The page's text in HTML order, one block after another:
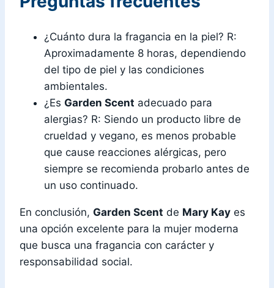
¿Cuánto dura la fragancia en la piel? R:
Aproximadamente 8 horas, dependiendo
del tipo de piel y las condiciones
ambientales.
¿Es Garden Scent adecuado para
alergias? R: Siendo un producto libre de
crueldad y vegano, es menos probable
que cause reacciones alérgicas, pero
siempre se recomienda probarlo antes de
un uso continuado.
En conclusión, Garden Scent de Mary Kay es
una opción excelente para la mujer moderna
que busca una fragancia con carácter y
responsabilidad social.